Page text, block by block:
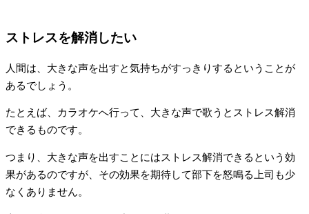
ストレスを解消したい
人間は、大きな声を出すと気持ちがすっきりするということが
あるでしょう。
たとえば、カラオケへ行って、大きな声で歌うとストレス解消
できるものです。
つまり、大きな声を出すことにはストレス解消できるという効
果があるのですが、その効果を期待して部下を怒鳴る上司も少
なくありません。